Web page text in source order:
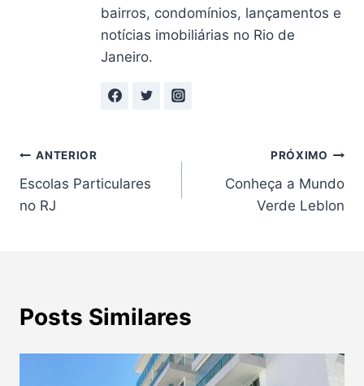
bairros, condomínios, lançamentos e
notícias imobiliárias no Rio de
Janeiro.
Navegação
de
ANTERIOR
Escolas Particulares
no RJ
PRÓXIMO
Conheça a Mundo
Verde Leblon
Posts Similares